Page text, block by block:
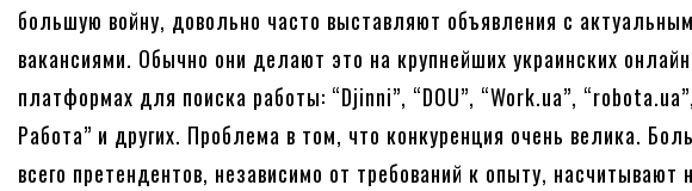
большую войну, довольно часто выставляют объявления с
вакансиями. Обычно они делают это на крупнейших украинских
платформах для поиска работы: “Djinni”, “DOU”, “Work.ua”,
Работа” и других. Проблема в том, что конкуренция очень велика.
всего претендентов, независимо от требований к опыту, насчитывают